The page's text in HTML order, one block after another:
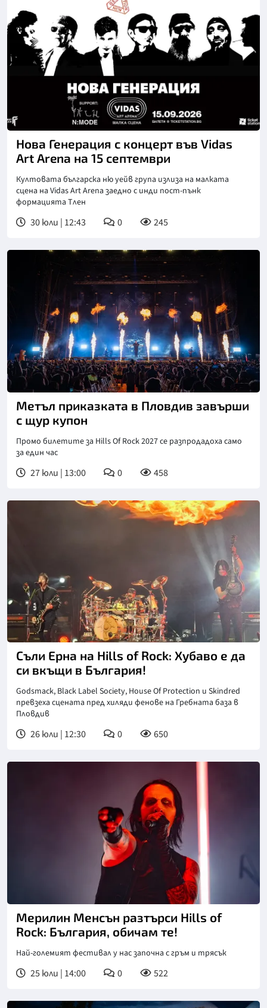
Нова Генерация с концерт във Vidas
Art Arena на 15 септември
Култовата българска ню уейв група излиза на малката
сцена на Vidas Art Arena заедно с инди пост-пънк
формацията Тлен
30 юли | 12:43 0 245
Метъл приказката в Пловдив завърши
с щур купон
Промо билетите за Hills Of Rock 2027 се разпродадоха само
за един час
27 юли | 13:00 0 458
Съли Ерна на Hills of Rock: Хубаво е да
си вкъщи в България!
Godsmack, Black Label Society, House Of Protection и Skindred
превзеха сцената пред хиляди фенове на Гребната база в
Пловдив
26 юли | 12:30 0 650
Мерилин Менсън разтърси Hills of
Rock: България, обичам те!
Най-големият фестивал у нас започна с гръм и трясък
25 юли | 14:00 0 522